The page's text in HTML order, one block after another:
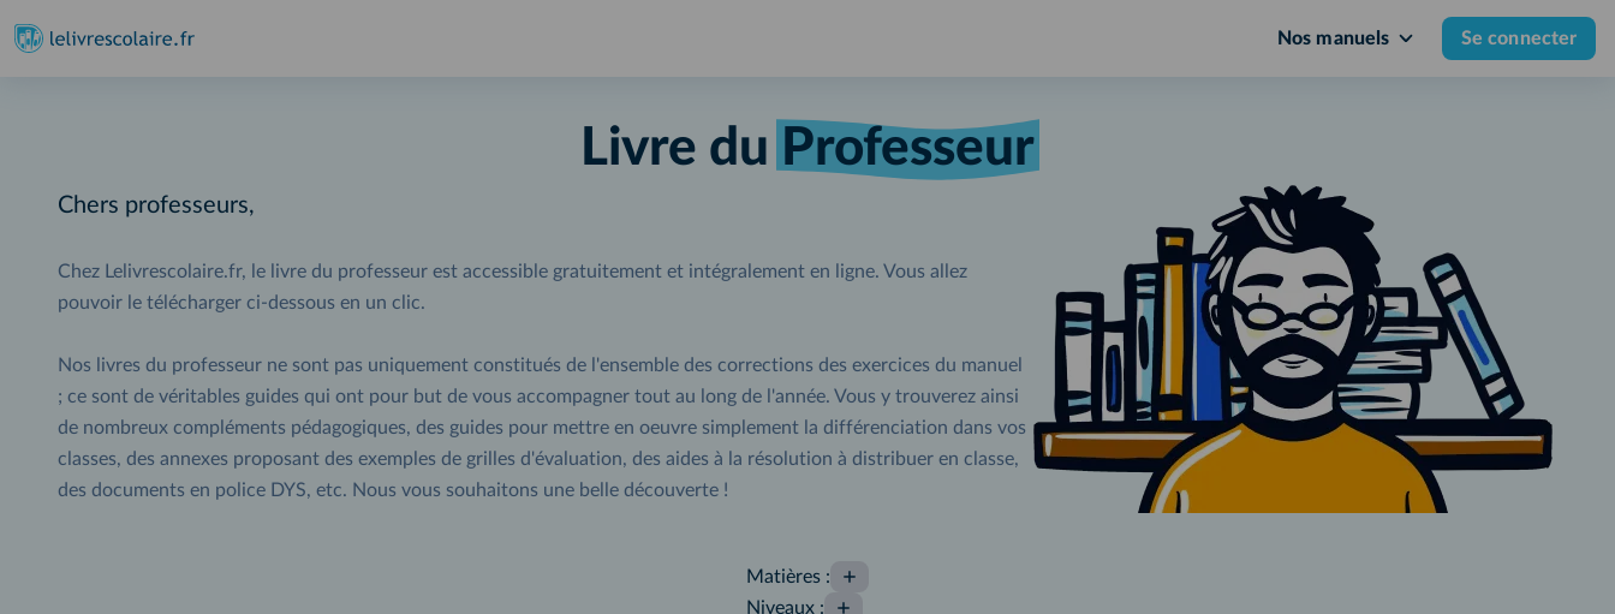
Nos manuels Se connecter
Livre du Professeur
Chers professeurs,
Chez Lelivrescolaire.fr, le livre du professeur est accessible gratuitement et intégralement en ligne. Vous allez
pouvoir le télécharger ci-dessous en un clic.
Nos livres du professeur ne sont pas uniquement constitués de l'ensemble des corrections des exercices du manuel
; ce sont de véritables guides qui ont pour but de vous accompagner tout au long de l'année. Vous y trouverez ainsi
de nombreux compléments pédagogiques, des guides pour mettre en oeuvre simplement la différenciation dans vos
classes, des annexes proposant des exemples de grilles d'évaluation, des aides à la résolution à distribuer en classe,
des documents en police DYS, etc. Nous vous souhaitons une belle découverte !
Matières :
Niveaux :